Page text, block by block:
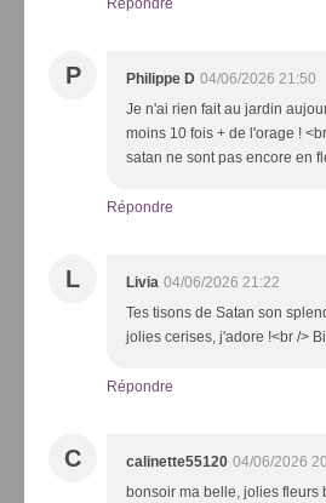
P Philippe D 04/06/2026 21:50
Je n'ai rien fait au jardin
moins 10 fois + de l'orage !
satan ne sont pas encore en
Répondre
L Livia 04/06/2026 21:22
Tes tisons de Satan son
jolies cerises, j'adore !<br />
Répondre
C calinette55120 04/06/2026
bonsoir ma belle, jolies fleurs